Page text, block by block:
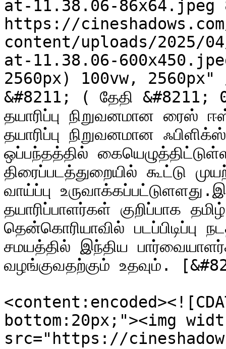
at-11.38.06-86x64.jpeg
https://
content/uploads/2025/
at-11.38.06-
2560px) 100vw,
&#8211; ( தேதி
தயாரிப்பு நிறுவனமான
தயாரிப்பு நிறுவனமான
ஒப்பந்தத்தில்
திரைப்படத்துறையில் கூட்டு
வாய்ப்பு
தயாரிப்பாளர்கள் குறிப்பாக
தென்கொரியாவில்
சமயத்தில் இந்திய
வழங்குவதற்கும் உதவும்.
bottom:20px;"><img
src="https://